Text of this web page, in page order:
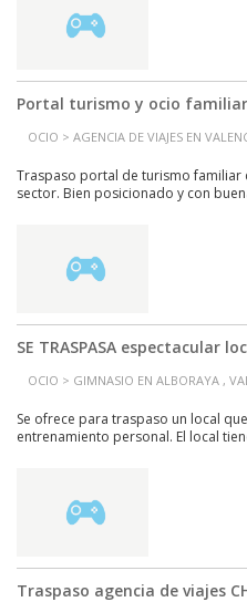
Portal turismo y ocio familiar
OCIO > AGENCIA DE VIAJES EN
Traspaso portal de turismo familiar
sector. Bien posicionado y con
SE TRASPASA espectacular
OCIO > GIMNASIO EN ALBORAYA ,
Se ofrece para traspaso un local
entrenamiento personal. El local
Traspaso agencia de viajes